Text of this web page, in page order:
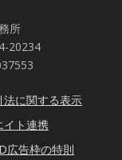
所
20234
法に関する表示
イト連携
広告枠の特則